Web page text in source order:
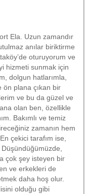
Ela. Uzun zamandır
anılar biriktirme
oturuyorum ve
hizmeti sunmak için
dolgun hatlarımla,
ön plana çıkan bir
ve bu da güzel ve
olan ben, özellikle
Bakımlı ve temiz
zamanın hem
çekici tarafım ise,
çok şey isteyen bir
ve erkekleri de
daha hoş olur.
olduğu gibi